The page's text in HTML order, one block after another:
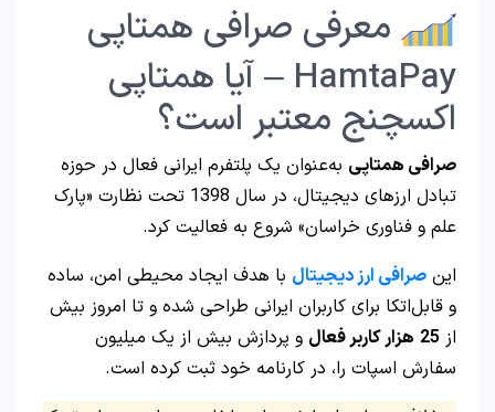
معرفی صرافی همتاپی
HamtaPay – آیا همتاپی
اکسچنج معتبر است؟
صرافی همتاپی به‌عنوان یک پلتفرم ایرانی فعال در حوزه
تبادل ارزهای دیجیتال، در سال 1398 تحت نظارت «پارک
علم و فناوری خراسان» شروع به فعالیت کرد.
این صرافی ارز دیجیتال با هدف ایجاد محیطی امن، ساده
و قابل‌اتکا برای کاربران ایرانی طراحی شده و تا امروز بیش
از 25 هزار کاربر فعال و پردازش بیش از یک میلیون
سفارش اسپات را، در کارنامه خود ثبت کرده است.